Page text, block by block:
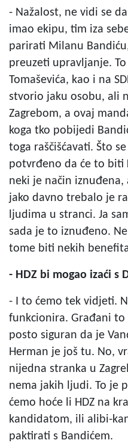
- Nažalost, ne vidi se
imao ekipu, tim iza
parirati Milanu
preuzeti upravljanje.
Tomaševića, kao i na
stvorio jaku osobu, ali
Zagrebom, a ovaj
koga tko pobijedi
toga raščišćavati. Što
potvrđeno da će to biti
neki je način
jako davno trebalo je
ljudima u stranci. Ja
sada je to iznuđeno.
tome biti nekih benefita
- HDZ bi mogao izaći s
- I to ćemo tek vidjeti.
funkcionira. Građani
posto siguran da je
Herman je još tu. No,
nijedna stranka u
nema jakih ljudi. To je
ćemo hoće li HDZ na
kandidatom, ili alibi-
paktirati s Bandićem.